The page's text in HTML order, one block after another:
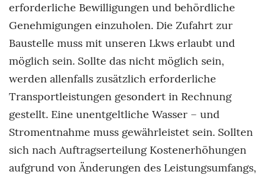
erforderliche Bewilligungen und behördliche
Genehmigungen einzuholen. Die Zufahrt zur
Baustelle muss mit unseren Lkws erlaubt und
möglich sein. Sollte das nicht möglich sein,
werden allenfalls zusätzlich erforderliche
Transportleistungen gesondert in Rechnung
gestellt. Eine unentgeltliche Wasser – und
Stromentnahme muss gewährleistet sein. Sollten
sich nach Auftragserteilung Kostenerhöhungen
aufgrund von Änderungen des Leistungsumfangs,